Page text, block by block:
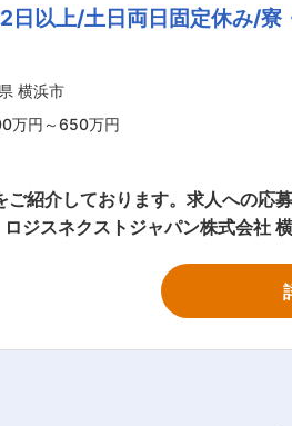
日以上/土日両日固定休み/寮
横浜市
万円～650万円
紹介しております。求人への応募を